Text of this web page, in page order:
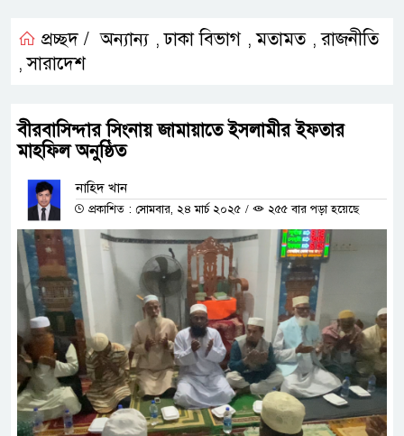
প্রচ্ছদ / অন্যান্য ,ঢাকা বিভাগ ,মতামত ,রাজনীতি
,সারাদেশ
বীরবাসিন্দার সিংনায় জামায়াতে ইসলামীর ইফতার
মাহফিল অনুষ্ঠিত
নাহিদ খান
প্রকাশিত : সোমবার, ২৪ মার্চ ২০২৫ / ২৫৫ বার পড়া হয়েছে